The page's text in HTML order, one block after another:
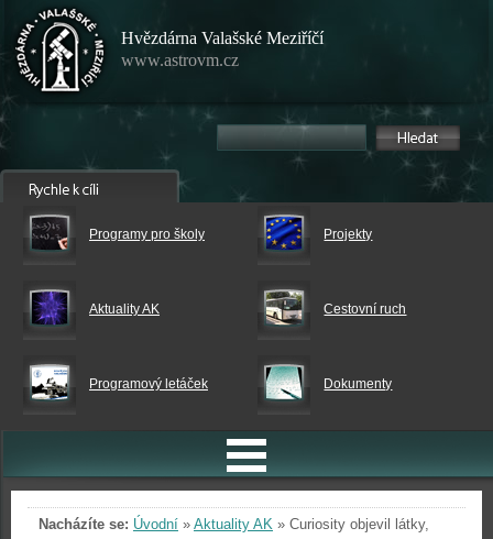
Hvězdárna Valašské Meziříčí
www.astrovm.cz
Programy pro školy Projekty
Aktuality AK Cestovní ruch
Programový letáček Dokumenty
Nacházíte se: Úvodní » Aktuality AK » Curiosity objevil látky,